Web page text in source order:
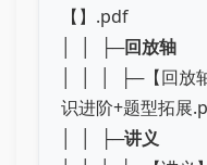
【】.pdf
│ │ ├─回放轴
│ │ │ ├─【回放
识进阶+题型拓展
│ │ ├─讲义